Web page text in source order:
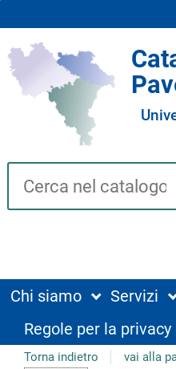
Cerca su "Catalogo"
Chi siamo Servizi
Regole per la
Torna indietro vai alla